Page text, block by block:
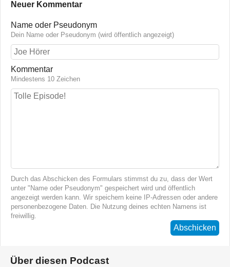
Neuer Kommentar
Name oder Pseudonym
Dein Name oder Pseudonym (wird öffentlich angezeigt)
Kommentar
Mindestens 10 Zeichen
Durch das Abschicken des Formulars stimmst du zu, dass der Wert
unter "Name oder Pseudonym" gespeichert wird und öffentlich
angezeigt werden kann. Wir speichern keine IP-Adressen oder andere
personenbezogene Daten. Die Nutzung deines echten Namens ist
freiwillig.
Abschicken
Über diesen Podcast